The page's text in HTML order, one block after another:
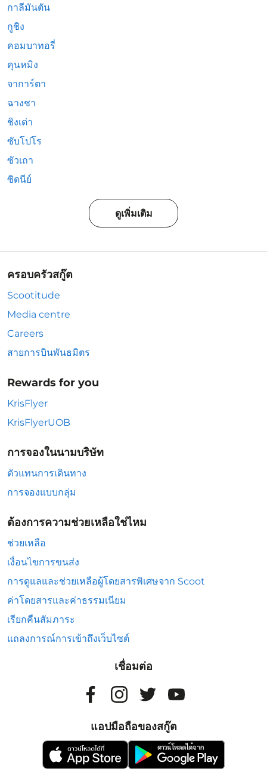
กาลีมันตัน
กูชิง
คอมบาทอรี่
คุนหมิง
จาการ์ตา
ฉางชา
ชิงเต่า
ซับโปโร
ซัวเถา
ซิดนีย์
ดูเพิ่มเติม
ครอบครัวสกู๊ต
Scootitude
Media centre
Careers
สายการบินพันธมิตร
Rewards for you
KrisFlyer
KrisFlyerUOB
การจองในนามบริษัท
ตัวแทนการเดินทาง
การจองแบบกลุ่ม
ต้องการความช่วยเหลือใช่ไหม
ช่วยเหลือ
เงื่อนไขการขนส่ง
การดูแลและช่วยเหลือผู้โดยสารพิเศษจาก Scoot
ค่าโดยสารและค่าธรรมเนียม
เรียกคืนสัมภาระ
แถลงการณ์การเข้าถึงเว็บไซต์
เชื่อมต่อ
แอปมือถือของสกู๊ต